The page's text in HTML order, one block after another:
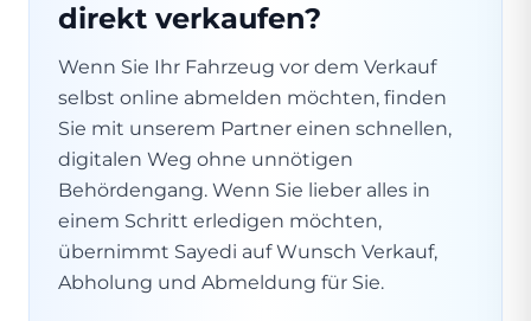
direkt verkaufen?
Wenn Sie Ihr Fahrzeug vor dem Verkauf
selbst online abmelden möchten, finden
Sie mit unserem Partner einen schnellen,
digitalen Weg ohne unnötigen
Behördengang. Wenn Sie lieber alles in
einem Schritt erledigen möchten,
übernimmt Sayedi auf Wunsch Verkauf,
Abholung und Abmeldung für Sie.